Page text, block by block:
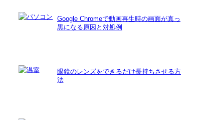
Google Chromeで動画再生時の画面が真っ
黒になる原因と対処例
眼鏡のレンズをできるだけ長持ちさせる方
法